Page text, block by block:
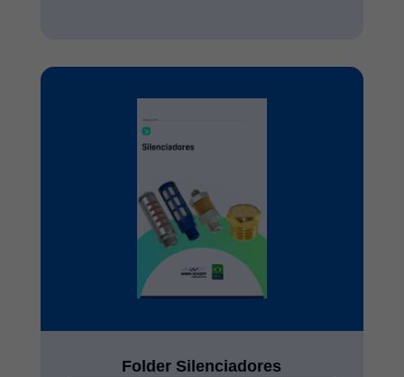
Folder Silenciadores